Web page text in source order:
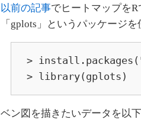
以前の記事でヒートマップを
「gplots」というパッケージ
>
> library(gplots)
ベン図を描きたいデータを以